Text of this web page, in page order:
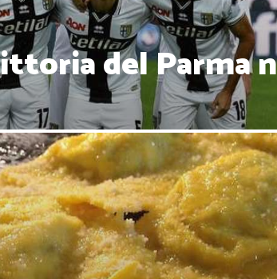
del Parma